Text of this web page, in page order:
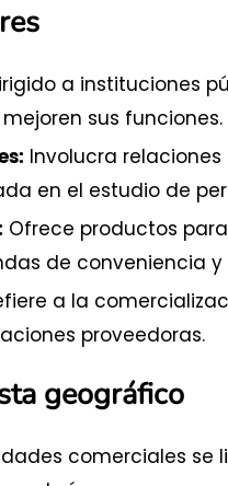
a instituciones
sus funciones.
Involucra
en el estudio de
Ofrece productos
de conveniencia
a la
proveedoras.
geográfico
comerciales